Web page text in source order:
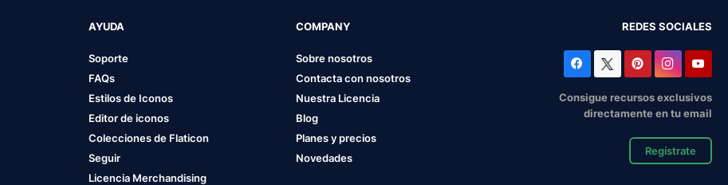
AYUDA
Soporte
FAQs
Estilos de Iconos
Editor de iconos
Colecciones de Flaticon
Seguir
Licencia Merchandising
COMPANY
Sobre nosotros
Contacta con nosotros
Nuestra Licencia
Blog
Planes y precios
Novedades
REDES SOCIALES
Consigue recursos exclusivos
directamente en tu email
Regístrate